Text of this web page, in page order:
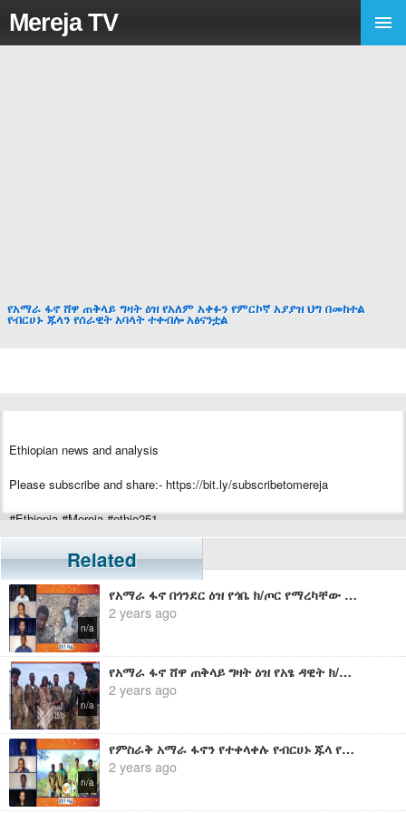
Mereja TV
የአማራ ፋኖ ሸዋ ጠቅላይ ግዛት ዕዝ የአለም አቀፉን የምርኮኛ አያያዝ ህግ በመከተል
የብርሀኑ ጁላን የሰራዊት አባላት ተቀብሎ አፅናንቷል
Ethiopian news and analysis
Please subscribe and share:- https://bit.ly/subscribetomereja
#Ethiopia #Mereja #ethio251
Related
n/a
የአማራ ፋኖ በጎንደር ዕዝ የጎቤ ክ/ጦር የማረካቸው የብርሀኑ ጁላ የሰራዊት አባላት በዚህ መልኩ ምስክርነት ሰጥተዋል
2 years ago
n/a
የአማራ ፋኖ ሸዋ ጠቅላይ ግዛት ዕዝ የአፄ ዳዊት ክ/ጦር ቀስተ ንህብ ብርጌድን ከእነ ሙሉ ትጥቃቸው የተቀላቀሉት የብርሀኑ ጁላ የሰራዊት አባላቶች የሰጡት ቃል
2 years ago
n/a
የምስራቅ አማራ ፋኖን የተቀላቀሉ የብርሀኑ ጁላ የሰራዊት አባላት የሰጡት ቃል - በጋዜጠኛ ሙላት
2 years ago